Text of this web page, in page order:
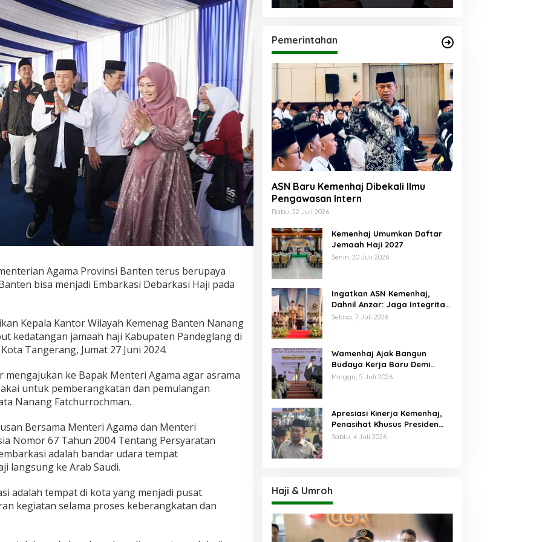
Agama Provinsi Banten terus berupaya
bisa menjadi Embarkasi Debarkasi Haji pada
Kepala Kantor Wilayah Kemenag Banten Nanang
kedatangan jamaah haji Kabupaten Pandeglang di
Tangerang, Jumat 27 Juni 2024.
ke Bapak Menteri Agama agar asrama
untuk pemberangkatan dan pemulangan
Nanang Fatchurrochman.
Bersama Menteri Agama dan Menteri
Nomor 67 Tahun 2004 Tentang Persyaratan
adalah bandar udara tempat
langsung ke Arab Saudi.
adalah tempat di kota yang menjadi pusat
kegiatan selama proses keberangkatan dan
Pemerintahan
ASN Baru Kemenhaj Dibekali Ilmu
Pengawasan Intern
Rabu, 22 Juli 2026
Kemenhaj Umumkan Daftar
Jemaah Haji 2027
Senin, 20 Juli 2026
Ingatkan ASN Kemenhaj,
Dahnil Anzar: Jaga Integritas,
Hentikan Praktik Menjadikan
Selasa, 7 Juli 2026
Wamenhaj Ajak Bangun
Budaya Kerja Baru Demi
Pelayanan Terbaik bagi
Minggu, 5 Juli 2026
Apresiasi Kinerja Kemenhaj,
Penasihat Khusus Presiden
Nilai Transisi
Sabtu, 4 Juli 2026
Haji & Umroh